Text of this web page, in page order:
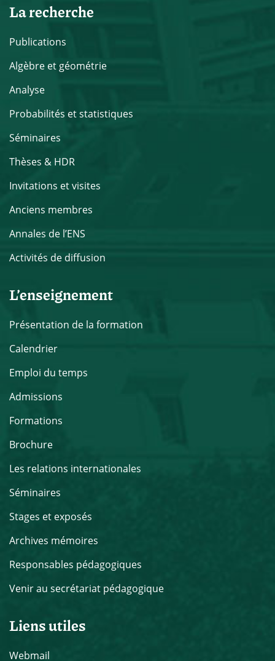
La recherche
Publications
Algèbre et géométrie
Analyse
Probabilités et statistiques
Séminaires
Thèses & HDR
Invitations et visites
Anciens membres
Annales de l’ENS
Activités de diffusion
L’enseignement
Présentation de la formation
Calendrier
Emploi du temps
Admissions
Formations
Brochure
Les relations internationales
Séminaires
Stages et exposés
Archives mémoires
Responsables pédagogiques
Venir au secrétariat pédagogique
Liens utiles
Webmail